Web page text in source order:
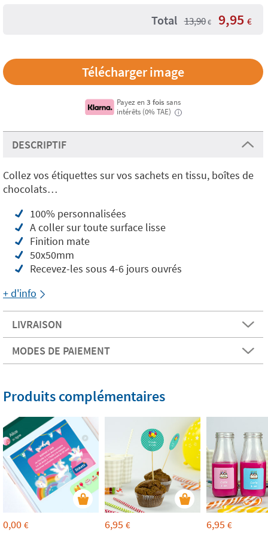
Total 13,90 € 9,95 €
Télécharger image
Payez en 3 fois sans
intérêts (0% TAE)
i
DESCRIPTIF
Collez vos étiquettes sur vos sachets en tissu, boîtes de
chocolats…
100% personnalisées
A coller sur toute surface lisse
Finition mate
50x50mm
Recevez-les sous 4-6 jours ouvrés
+ d'info
LIVRAISON
MODES DE PAIEMENT
Produits complémentaires
0,00 €
6,95 €
6,95 €